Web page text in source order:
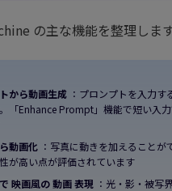
の主な機能を整理します
から動画生成 ：プロンプトを入力す
「Enhance Prompt」機能で短い入
動画化 ：写真に動きを加えることが
が高い点が評価されています
映画風の動画表現 ：光・影・被写